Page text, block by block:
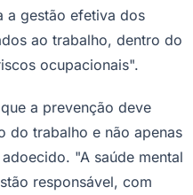
a gestão efetiva dos
ao trabalho, dentro do
ocupacionais".
a prevenção deve
do trabalho e não apenas
"A saúde mental
responsável, com